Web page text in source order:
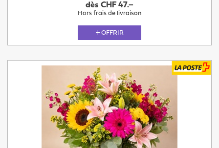
dès CHF 47.–
Hors frais de livraison
OFFRIR